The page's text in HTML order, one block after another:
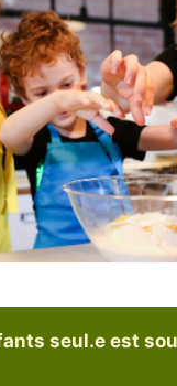
seul.e est